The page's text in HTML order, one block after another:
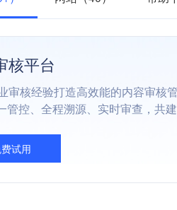
核平台
审核经验打造高效能的内容审核
管控、全程溯源、实时审查，共
试用